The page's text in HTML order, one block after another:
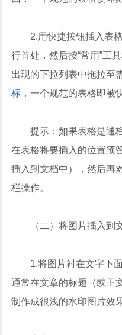
2.用快捷按钮插入表格
行首处，然后按“常用”工
出现的下拉列表中拖拉至
标 ，一个规范的表格即被
提示：如果表格是通栏
在表格将要插入的位置预
插入到文档中），然后再
栏操作。
（二）将图片插入到
1.将图片衬在文字下面
通常在文章的标题（或正
制作成很浅的水印图片效